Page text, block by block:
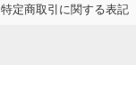
特定商取引に関する表記